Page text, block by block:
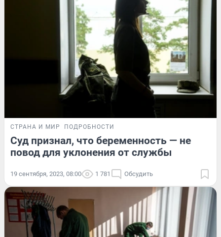
СТРАНА И МИР ПОДРОБНОСТИ
Суд признал, что беременность — не
повод для уклонения от службы
19 сентября, 2023, 08:00 1 781 Обсудить